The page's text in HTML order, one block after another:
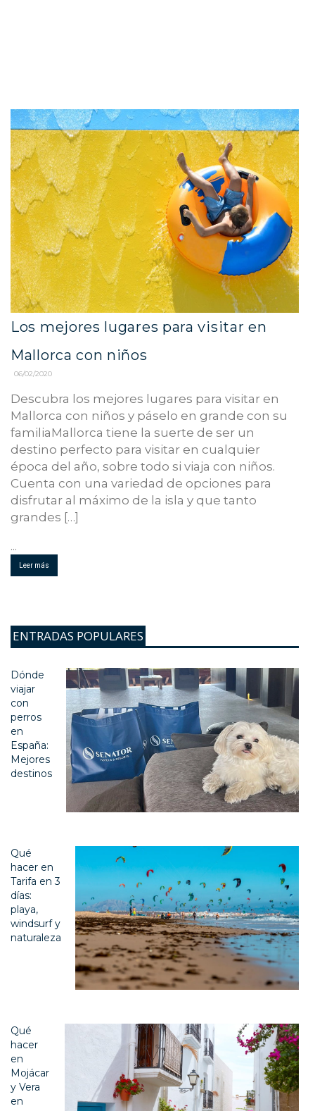
Los mejores lugares para visitar en
Mallorca con niños
06/02/2020
Descubra los mejores lugares para visitar en
Mallorca con niños y páselo en grande con su
familiaMallorca tiene la suerte de ser un
destino perfecto para visitar en cualquier
época del año, sobre todo si viaja con niños.
Cuenta con una variedad de opciones para
disfrutar al máximo de la isla y que tanto
grandes […]
...
Leer más
ENTRADAS POPULARES
Dónde
viajar
con
perros
en
España:
Mejores
destinos
Qué
hacer en
Tarifa en 3
días:
playa,
windsurf y
naturaleza
Qué
hacer
en
Mojácar
y Vera
en